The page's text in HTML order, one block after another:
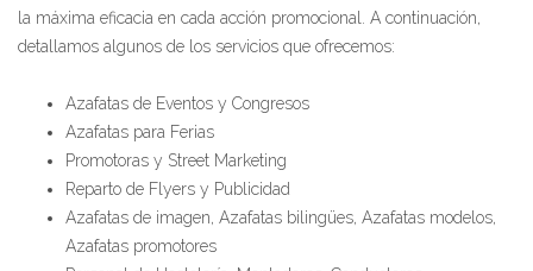
la máxima eficacia en cada acción promocional. A continuación,
detallamos algunos de los servicios que ofrecemos:
Azafatas de Eventos y Congresos
Azafatas para Ferias
Promotoras y Street Marketing
Reparto de Flyers y Publicidad
Azafatas de imagen, Azafatas bilingües, Azafatas modelos,
Azafatas promotores